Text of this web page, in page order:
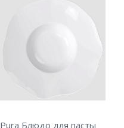
Pura Блюдо для пасты